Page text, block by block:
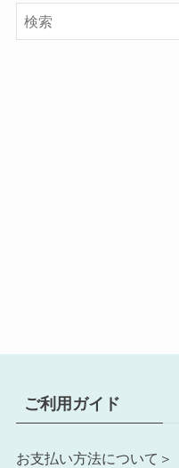
ご利用ガイド
お支払い方法について＞